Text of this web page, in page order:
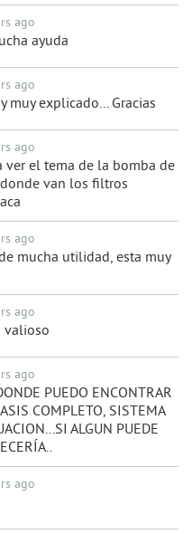
ago
ayuda
ago
muy explicado... Gracias
ago
ver el tema de la bomba de
van los filtros
ago
mucha utilidad, esta muy
ago
valioso
ago
PUEDO ENCONTRAR
COMPLETO, SISTEMA
ALGUN PUEDE
ago